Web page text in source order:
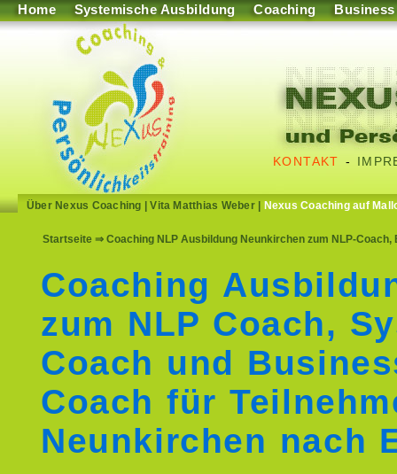
Home Systemische Ausbildung Coaching Business
KONTAKT -
Über Nexus Coaching |Vita Matthias Weber| Nexus Coaching auf
Startseite ⇒ Coaching NLP Ausbildung Neunkirchen zum NLP-
Coaching
zum NLP Coach,
Coach und
Coach für
Neunkirchen nach